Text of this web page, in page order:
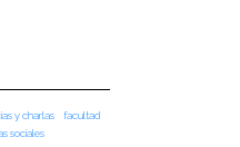
y charlas
facultad
sociales